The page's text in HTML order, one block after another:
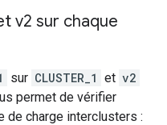
v2 sur chaque
sur CLUSTER_1 et v2
permet de vérifier
de charge interclusters :